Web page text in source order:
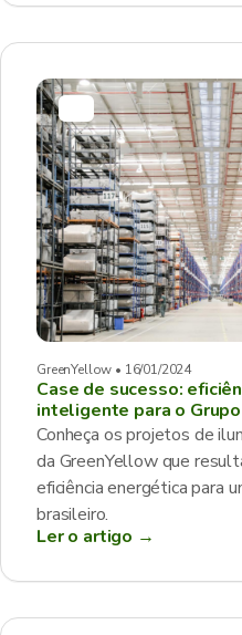
GreenYellow • 16/01/2024
Case de sucesso:
inteligente para o Grupo
Conheça os projetos de
da GreenYellow que
eficiência energética para
brasileiro.
Ler o artigo →